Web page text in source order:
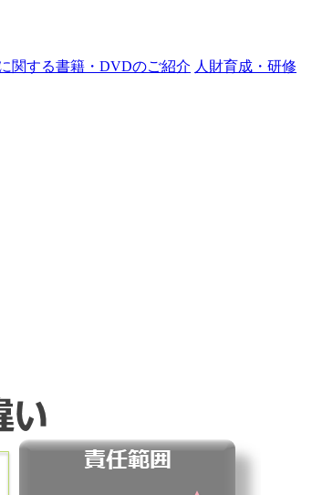
関する書籍・DVDのご紹介 人財育成・研修